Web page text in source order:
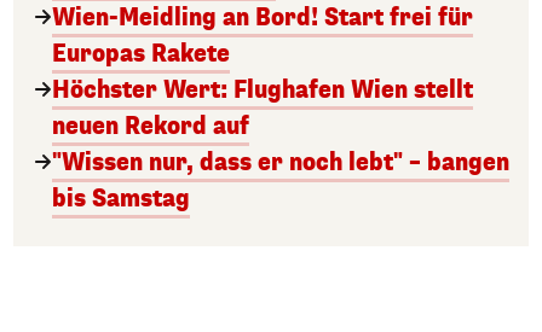
Wien-Meidling an Bord! Start frei für
Europas Rakete
Höchster Wert: Flughafen Wien stellt
neuen Rekord auf
"Wissen nur, dass er noch lebt" – bangen
bis Samstag